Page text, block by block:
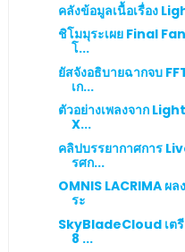
คลังข้อมูลเนื้อเรื่อง
ชิโมมุระเผย Final
โ...
ยัสจังอธิบายฉากจบ
เก...
ตัวอย่างเพลงจาก
X...
คลิปบรรยากาศการ
รศก...
OMNIS LACRIMA ผ
ระ
SkyBladeCloud เต
8 ...